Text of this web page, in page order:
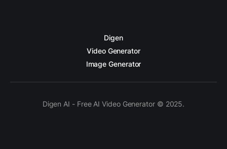
Digen
Video Generator
Image Generator
Digen AI - Free AI Video Generator © 2025.